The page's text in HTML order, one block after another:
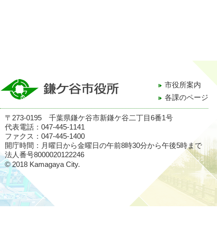
市役所案内
各課のページ
〒273-0195 千葉県鎌ケ谷市新鎌ケ谷二丁目6番1号
代表電話：047-445-1141
ファクス：047-445-1400
開庁時間：月曜日から金曜日の午前8時30分から午後5時まで
法人番号8000020122246
© 2018 Kamagaya City.